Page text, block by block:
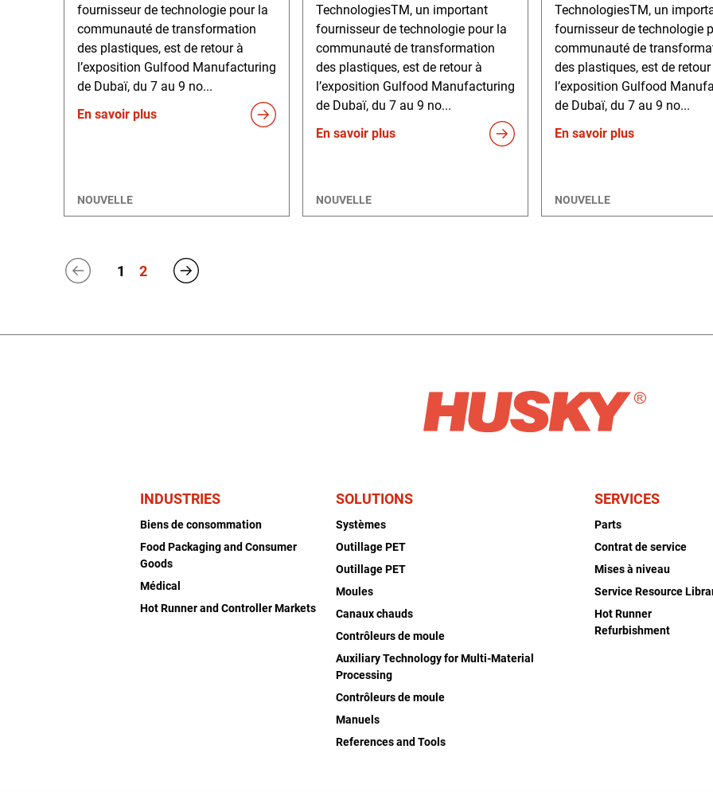
fournisseur de technologie pour la
communauté de transformation
des plastiques, est de retour à
l’exposition Gulfood Manufacturing
de Dubaï, du 7 au 9 no...
En savoir plus
NOUVELLE
TechnologiesTM, un important
fournisseur de technologie pour la
communauté de transformation
des plastiques, est de retour à
l’exposition Gulfood Manufacturing
de Dubaï, du 7 au 9 no...
En savoir plus
NOUVELLE
TechnologiesTM, un
fournisseur de technologie
communauté de
des plastiques, est de retour
l’exposition Gulfood
de Dubaï, du 7 au 9 no...
En savoir plus
NOUVELLE
1 2
INDUSTRIES
Biens de consommation
Food Packaging and Consumer
Goods
Médical
Hot Runner and Controller Markets
SOLUTIONS
Systèmes
Outillage PET
Outillage PET
Moules
Canaux chauds
Contrôleurs de moule
Auxiliary Technology for Multi-Material
Processing
Contrôleurs de moule
Manuels
References and Tools
SERVICES
Parts
Contrat de service
Mises à niveau
Service Resource
Hot Runner
Refurbishment